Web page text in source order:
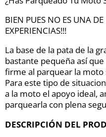
BIEN PUES NO ES UNA DE
EXPERIENCIAS!!!
La base de la pata de la
bastante pequeña así
firme al parquear la
Para este tipo de
a la moto el apoyo ideal,
parquearla con plena
DESCRIPCIÓN DEL